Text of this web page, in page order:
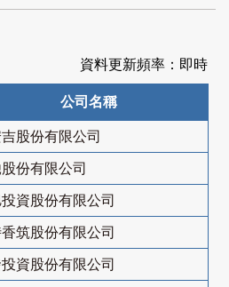
資料更新頻率：即時
公司名稱
股份有限公司
份有限公司
資股份有限公司
筑股份有限公司
資股份有限公司